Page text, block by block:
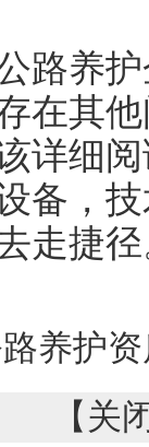
养护
在其
详细
备，
走捷
养护
【 关